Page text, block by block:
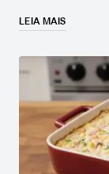
LEIA MAIS